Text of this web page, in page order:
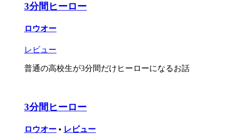
3分間ヒーロー
ロウオー
レビュー
普通の高校生が3分間だけヒーローになるお話
3分間ヒーロー
ロウオー • レビュー